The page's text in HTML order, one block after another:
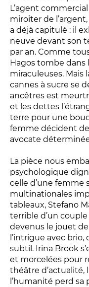
LE
VOUS ÊTES...
Enseignant
Relais
En famille
Étudiant
Entreprise
Acteur des
médical et
En situation de
PRATIQUEZ...
Nissa Slam
Le Lab'Oratoire
À Voix haute ·
L’agent
miroiter de
a déjà capitulé : il
neuve devant son
par an. Comme
Hagos tombe dans
miraculeuses. Mais
cannes à sucre se
ancêtres est
et les dettes
terre pour une
femme décident
avocate
La pièce nous
psychologique
celle d’une femme
multinationales
tableaux, Stefano
terrible d’un
devenus le jouet
l’intrigue avec
subtil. Irina Brook
et morcelées pour
théâtre d’actualité,
l’humanité perd sa